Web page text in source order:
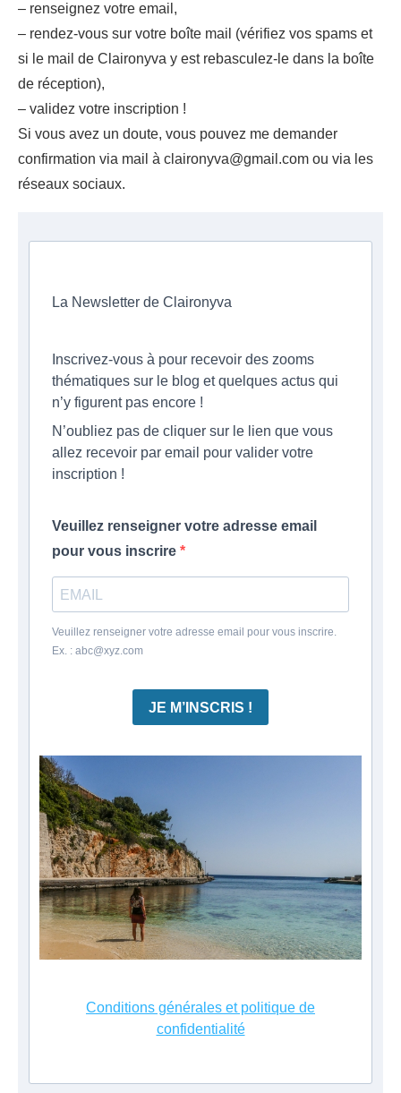
– renseignez votre email,
– rendez-vous sur votre boîte mail (vérifiez vos spams et
si le mail de Claironyva y est rebasculez-le dans la boîte
de réception),
– validez votre inscription !
Si vous avez un doute, vous pouvez me demander
confirmation via mail à claironyva@gmail.com ou via les
réseaux sociaux.
La Newsletter de Claironyva
Inscrivez-vous à pour recevoir des zooms
thématiques sur le blog et quelques actus qui
n’y figurent pas encore !
N’oubliez pas de cliquer sur le lien que vous
allez recevoir par email pour valider votre
inscription !
Veuillez renseigner votre adresse email
pour vous inscrire
Veuillez renseigner votre adresse email pour vous inscrire.
Ex. : abc@xyz.com
JE M’INSCRIS !
Conditions générales et politique de
confidentialité